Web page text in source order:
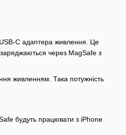
USB-C адаптера живлення. Це
через MagSafe з
живленням. Така потужність
будуть п͏рацю͏вати з iPhone